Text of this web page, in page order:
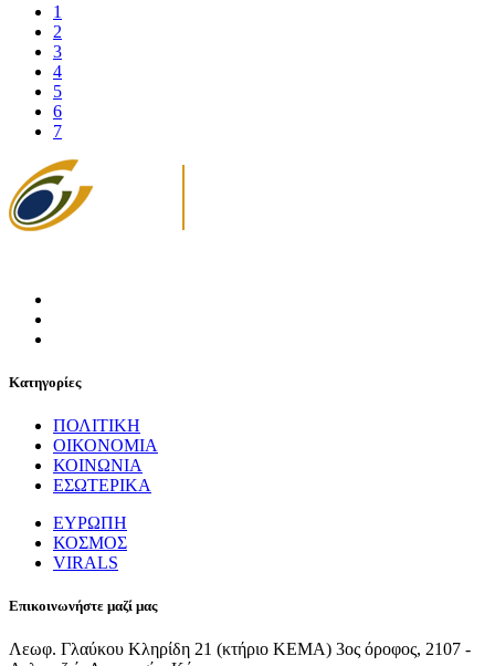
1
2
3
4
5
6
7
Κατηγορίες
ΠΟΛΙΤΙΚΗ
ΟΙΚΟΝΟΜΙΑ
ΚΟΙΝΩΝΙΑ
ΕΣΩΤΕΡΙΚΑ
ΕΥΡΩΠΗ
ΚΟΣΜΟΣ
VIRALS
Επικοινωνήστε μαζί μας
Λεωφ. Γλαύκου Κληρίδη 21 (κτήριο ΚΕΜΑ) 3ος όροφος, 2107 -